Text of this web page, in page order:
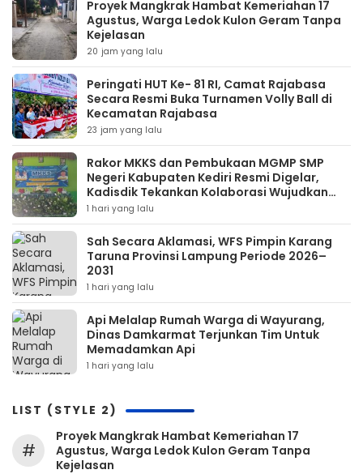
‎Proyek Mangkrak Hambat Kemeriahan 17
Agustus, Warga Ledok Kulon Geram Tanpa
Kejelasan
20 jam yang lalu
Peringati HUT Ke- 81 RI, Camat Rajabasa
Secara Resmi Buka Turnamen Volly Ball di
Kecamatan Rajabasa
23 jam yang lalu
Rakor MKKS dan Pembukaan MGMP SMP
Negeri Kabupaten Kediri Resmi Digelar,
Kadisdik Tekankan Kolaborasi Wujudkan
Pendidikan Bermutu
1 hari yang lalu
Sah Secara Aklamasi, WFS Pimpin Karang
Taruna Provinsi Lampung Periode 2026–
2031
1 hari yang lalu
Api Melalap Rumah Warga di Wayurang,
Dinas Damkarmat Terjunkan Tim Untuk
Memadamkan Api
1 hari yang lalu
LIST (STYLE 2)
#
‎Proyek Mangkrak Hambat Kemeriahan 17
Agustus, Warga Ledok Kulon Geram Tanpa
Kejelasan